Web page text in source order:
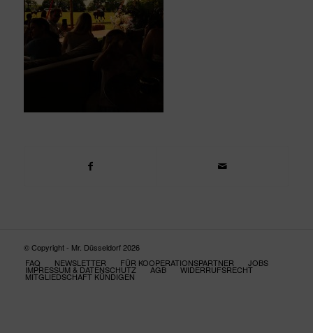
© Copyright - Mr. Düsseldorf 2026
FAQ
NEWSLETTER FÜR KOOPERATIONSPARTNER JOBS
IMPRESSUM & DATENSCHUTZ AGB WIDERRUFSRECHT
MITGLIEDSCHAFT KÜNDIGEN